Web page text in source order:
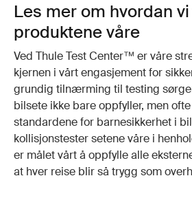
Les mer om hvordan
produktene våre
Ved Thule Test Center™ er våre
kjernen i vårt engasjement for
grundig tilnærming til testing
bilsete ikke bare oppfyller, men
standardene for barnesikkerhet i
kollisjonstester setene våre i
er målet vårt å oppfylle alle
at hver reise blir så trygg som